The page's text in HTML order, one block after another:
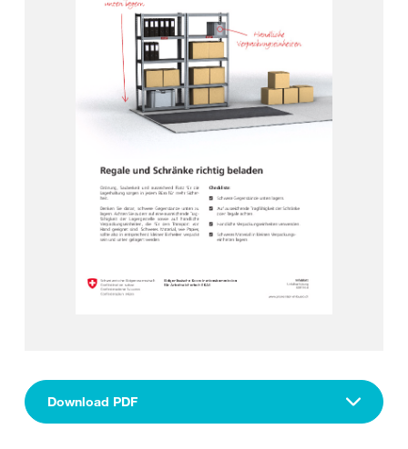
Download PDF